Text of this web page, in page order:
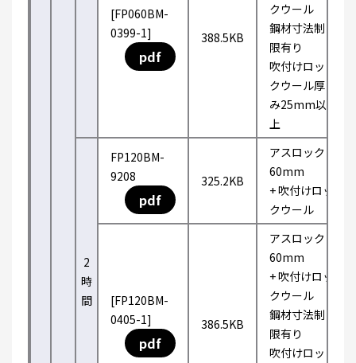
[FP060BM-
0399-1]
pdf
388.5KB
クウール
鋼材寸法制
限有り
吹付けロッ
クウール厚
み25mm以
上
2
時
間
FP120BM-
9208
pdf
325.2KB
アスロック
60mm
+ 吹付けロッ
クウール
[FP120BM-
0405-1]
pdf
386.5KB
アスロック
60mm
+ 吹付けロッ
クウール
鋼材寸法制
限有り
吹付けロッ